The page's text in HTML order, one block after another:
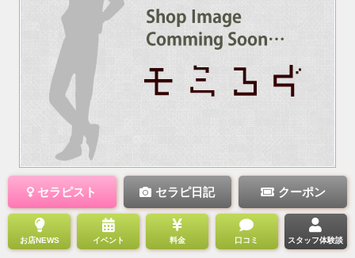
セラピスト セラピ日記 クーポン
お店NEWS イベント 料金 口コミ スタッフ体験談